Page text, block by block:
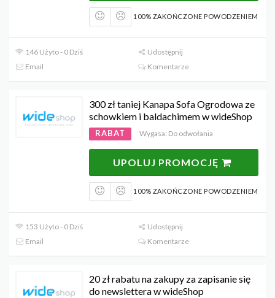
100% ZAKOŃCZONE POWODZENIEM
146 Użyto - 0 Dziś
Udostępnij
Email
Komentarze
300 zł taniej Kanapa Sofa Ogrodowa ze
schowkiem i baldachimem w wideShop
RABAT Wygasa: Do odwołania
UPOLUJ PROMOCJĘ
100% ZAKOŃCZONE POWODZENIEM
153 Użyto - 0 Dziś
Udostępnij
Email
Komentarze
20 zł rabatu na zakupy za zapisanie się
do newslettera w wideShop